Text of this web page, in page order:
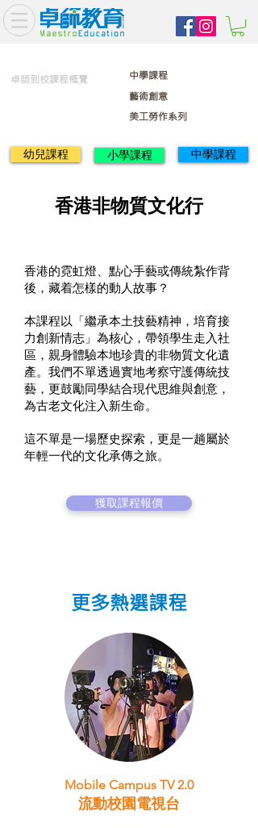
卓師到校課程概覽
藝術創意
美工勞作系列
中學課程
幼兒課程 小學課程 中學課程
香港的霓虹燈、點心手藝或傳統紮作背
後，藏着怎樣的動人故事？
本課程以「繼承本土技藝精神，培育接
力創新情志」為核心，帶領學生走入社
區，親身體驗本地珍貴的非物質文化遺
產。我們不單透過實地考察守護傳統技
藝，更鼓勵同學結合現代思維與創意，
為古老文化注入新生命。
這不單是一場歷史探索，更是一趟屬於
年輕一代的文化承傳之旅。
獲取課程報價
香港非物質文化行
更多熱選課程
Mobile Campus TV 2.0
流動校園電視台